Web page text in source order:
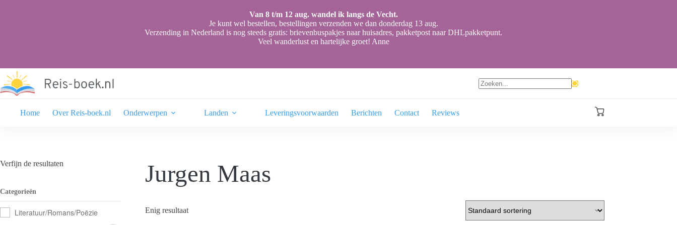
Van 8 t/m 12 aug. wandel ik langs de Vecht.
Je kunt wel bestellen, bestellingen verzenden we dan donderdag 13 aug.
Verzending in Nederland is nog steeds gratis: brievenbuspakjes naar huisadres, pakketpost naar DHLpakketpunt.
Veel wanderlust en hartelijke groet! Anne
Home
Over Reis-boek.nl Onderwerpen Landen Leveringsvoorwaarden Berichten Contact Reviews Winkelwagen
Jurgen Maas
Enig resultaat
Verfijn de resultaten
Categorieën
Literatuur/Romans/Poëzie